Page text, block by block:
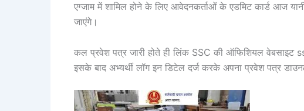
एग्जाम में शामिल होने के लिए आवेदनकर्ताओं के एडमिट कार्ड आज
जाएंगे।
कल प्रवेश पत्र जारी होते ही लिंक SSC की ऑफिशियल वेबसाइट
इसके बाद अभ्यर्थी लॉग इन डिटेल दर्ज करके अपना प्रवेश पत्र